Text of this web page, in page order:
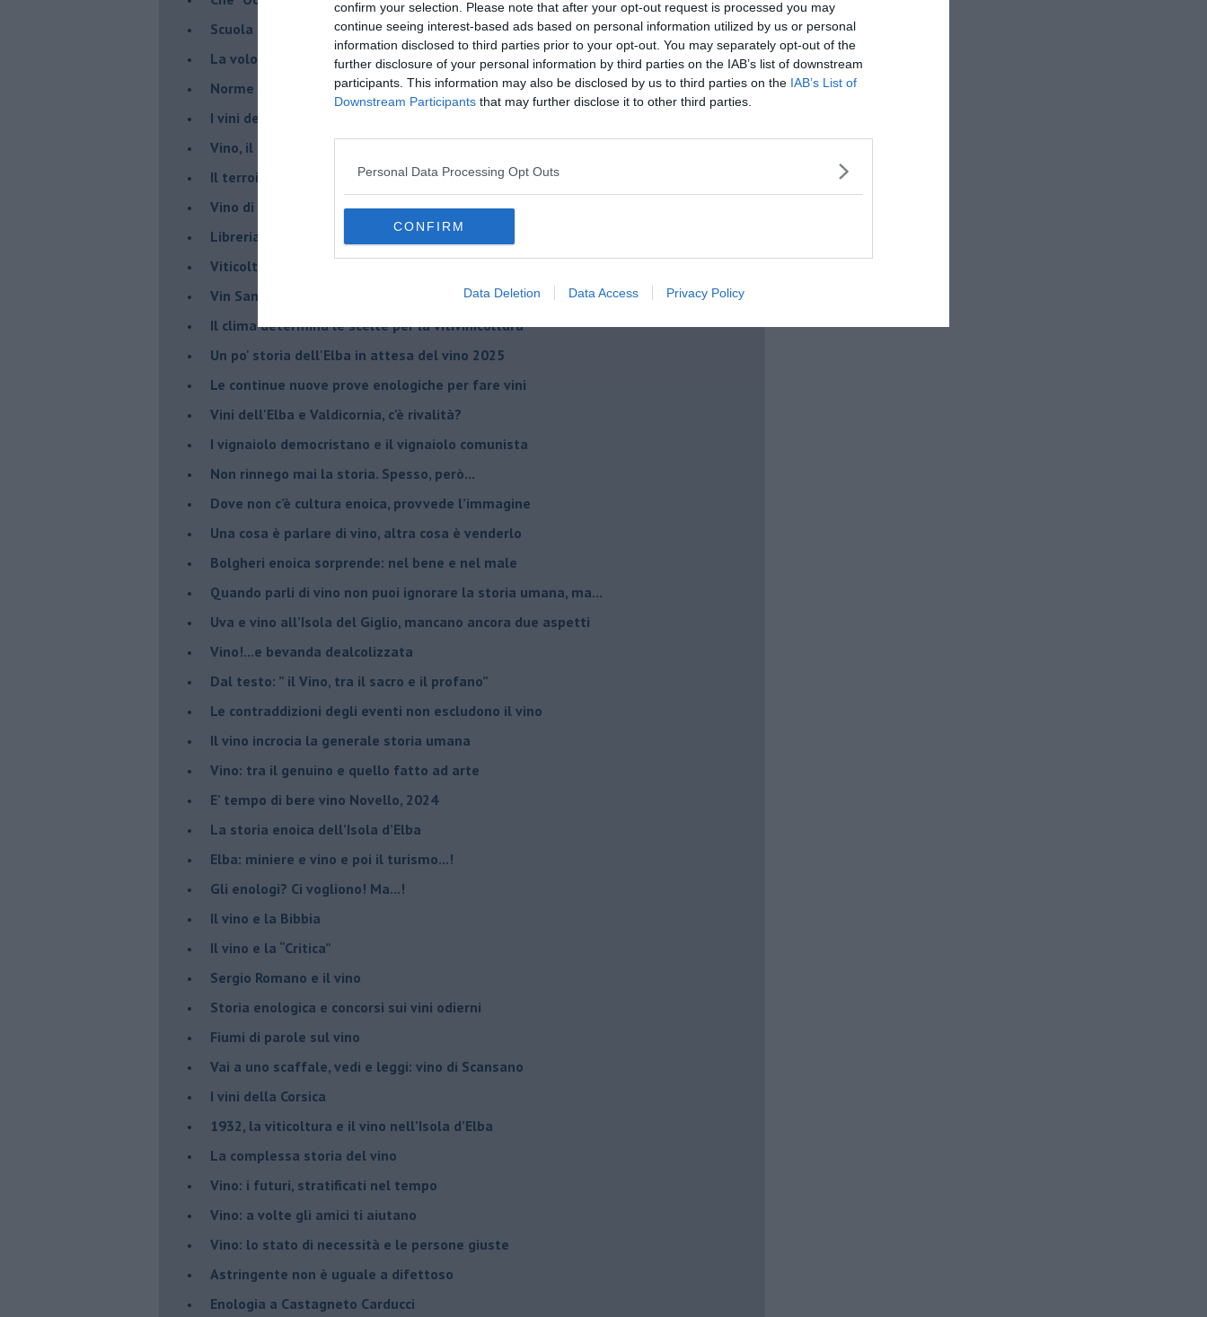
confirm your selection. Please note that after your opt-out request is processed you may
continue seeing interest-based ads based on personal information utilized by us or personal
information disclosed to third parties prior to your opt-out. You may separately opt-out of the
further disclosure of your personal information by third parties on the IAB’s list of downstream
participants. This information may also be disclosed by us to third parties on the IAB’s List of
Downstream Participants that may further disclose it to other third parties.
Personal Data Processing Opt Outs
CONFIRM
Data Deletion Data Access Privacy Policy
Scuola di vita e creatività
​La volontà di essere “primi”
Norme viticole e enologiche che miglioreranno la qualità
​I vini della Maremma si stanno arricchendo
Vino, il clima ci mette alle “corde”
Il terroir necessario per il vino del futuro
​Vino di uva di Malvasia Istriana: in Maremma usata poco
​Libreria antiquaria e il “vino scritto”
​Viticoltura e vini: il Manzoni che non ti aspetti
​Vin Santo e passito, ma erano chiamati anche vini-liquore
Il clima determina le scelte per la vitivinicoltura
Un po' storia dell'Elba in attesa del vino 2025
Le continue nuove prove enologiche per fare vini
Vini dell'Elba e Valdicornia, c'è rivalità?
​I vignaiolo democristano e il vignaiolo comunista
​Non rinnego mai la storia. Spesso, però...
​Dove non c’è cultura enoica, provvede l’immagine
​Una cosa è parlare di vino, altra cosa è venderlo
Bolgheri enoica sorprende: nel bene e nel male
​Quando parli di vino non puoi ignorare la storia umana, ma...
Uva e vino all’Isola del Giglio, mancano ancora due aspetti
​Vino!...e bevanda dealcolizzata
​Dal testo: ” il Vino, tra il sacro e il profano”
Le contraddizioni degli eventi non escludono il vino
​Il vino incrocia la generale storia umana
Vino: tra il genuino e quello fatto ad arte
E’ tempo di bere vino Novello, 2024
La storia enoica dell’Isola d’Elba
Elba: miniere e vino e poi il turismo...!
​Gli enologi? Ci vogliono! Ma...!
​Il vino e la Bibbia
​Il vino e la “Critica”
Sergio Romano e il vino
​Storia enologica e concorsi sui vini odierni
Fiumi di parole sul vino
​Vai a uno scaffale, vedi e leggi: vino di Scansano
​I vini della Corsica
​1932, la viticoltura e il vino nell’Isola d’Elba
​La complessa storia del vino
​Vino: i futuri, stratificati nel tempo
Vino: a volte gli amici ti aiutano
Vino: lo stato di necessità e le persone giuste
​Astringente non è uguale a difettoso
Enologia a Castagneto Carducci